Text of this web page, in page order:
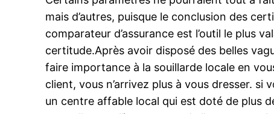
mais d’autres, puisque le conclusion des
comparateur d’assurance est l’outil le plus
certitude.Après avoir disposé des belles
faire importance à la souillarde locale en
client, vous n’arrivez plus à vous dresser.
un centre affable local qui est doté de plus